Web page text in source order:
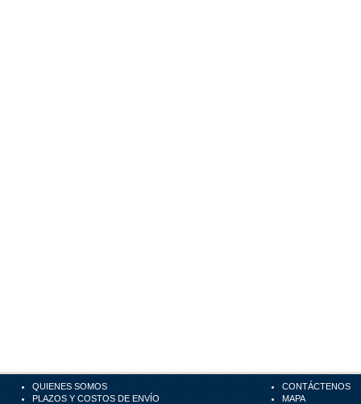
QUIENES SOMOS
PLAZOS Y COSTOS DE ENVÍO
CONTÁCTENOS
MAPA